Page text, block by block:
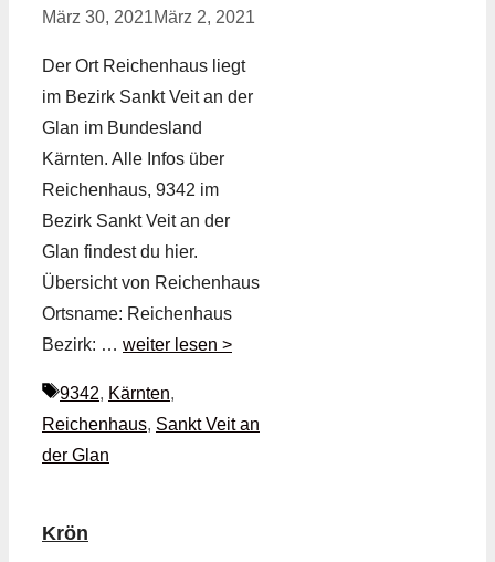
März 30, 2021März 2, 2021
Der Ort Reichenhaus liegt
im Bezirk Sankt Veit an der
Glan im Bundesland
Kärnten. Alle Infos über
Reichenhaus, 9342 im
Bezirk Sankt Veit an der
Glan findest du hier.
Übersicht von Reichenhaus
Ortsname: Reichenhaus
Bezirk: … weiter lesen >
Schlagwörter
9342, Kärnten,
Reichenhaus, Sankt Veit an
der Glan
Krön